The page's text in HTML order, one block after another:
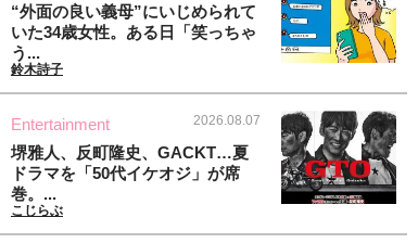
“外面の良い義母”にいじめられて
いた34歳女性。ある日「笑っちゃ
う...
鈴木詩子
Entertainment 2026.08.07
堺雅人、反町隆史、GACKT…夏
ドラマを「50代イケオジ」が席
巻。...
こじらぶ